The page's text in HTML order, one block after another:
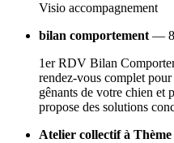
Visio accompagnement
bilan comportement—
1er RDV Bilan
rendez-vous complet
gênants de votre chien et
propose des solutions
Atelier collectif à Thème